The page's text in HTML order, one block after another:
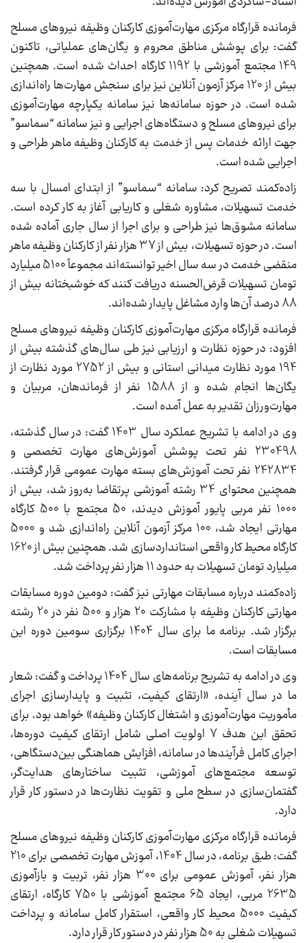
فرمانده قرارگاه مرکزی مهارت‌آموزی کارکنان وظیفه نیروهای مسلح
گفت: برای پوشش مناطق محروم و یگان‌های عملیاتی، تاکنون
149 مجتمع آموزشی با 1192 کارگاه احداث شده است. همچنین
بیش از 120 مرکز آزمون آنلاین نیز برای سنجش مهارت‌ها راه‌اندازی
شده است. در حوزه سامانه‌ها نیز سامانه یکپارچه مهارت‌آموزی
برای نیروهای مسلح و دستگاه‌های اجرایی و نیز سامانه “سماسو”
جهت ارائه خدمات پس از خدمت به کارکنان وظیفه ماهر طراحی و
اجرایی شده است.
زاده‌کمند تصریح کرد: سامانه “سماسو” از ابتدای امسال با سه
خدمت تسهیلات، مشاوره شغلی و کاریابی آغاز به کار کرده است.
سامانه مشوق‌ها نیز طراحی و برای اجرا از سال جاری آماده شده
است. در حوزه تسهیلات، بیش از 37 هزار نفر از کارکنان وظیفه ماهر
منقضی خدمت در سه سال اخیر توانسته‌اند مجموعاً 5100 میلیارد
تومان تسهیلات قرض‌الحسنه دریافت کنند که خوشبختانه بیش از
88 درصد آن‌ها وارد مشاغل پایدار شده‌اند.
فرمانده قرارگاه مرکزی مهارت‌آموزی کارکنان وظیفه نیروهای مسلح
افزود: در حوزه نظارت و ارزیابی نیز طی سال‌های گذشته بیش از
194 مورد نظارت میدانی استانی و بیش از 2752 مورد نظارت از
یگان‌ها انجام شده و از 1588 نفر از فرماندهان، مربیان و
مهارت‌ورزان تقدیر به عمل آمده است.
وی در ادامه با تشریح عملکرد سال 1403 گفت: در سال گذشته،
230498 نفر تحت پوشش آموزش‌های مهارت تخصصی و
242834 نفر تحت آموزش‌های بسته مهارت عمومی قرار گرفتند.
همچنین محتوای 34 رشته آموزشی پرتقاضا به‌روز شد، بیش از
1000 نفر مربی پایور آموزش دیدند، 50 مجتمع با 500 کارگاه
مهارتی ایجاد شد، 100 مرکز آزمون آنلاین راه‌اندازی شد و 5000
کارگاه محیط کار واقعی استانداردسازی شد. همچنین بیش از 1620
میلیارد تومان تسهیلات به حدود 11 هزار نفر پرداخت شد.
زاده‌کمند درباره مسابقات مهارتی نیز گفت: دومین دوره مسابقات
مهارتی کارکنان وظیفه با مشارکت 20 هزار و 500 نفر در 20 رشته
برگزار شد. برنامه ما برای سال 1404 برگزاری سومین دوره این
مسابقات است.
وی در ادامه به تشریح برنامه‌های سال 1404 پرداخت و گفت: شعار
ما در سال آینده، «ارتقای کیفیت، تثبیت و پایدارسازی اجرای
مأموریت مهارت‌آموزی و اشتغال کارکنان وظیفه» خواهد بود. برای
تحقق این هدف 7 اولویت اصلی شامل ارتقای کیفیت دوره‌ها،
اجرای کامل فرآیندها در سامانه، افزایش هماهنگی بین‌دستگاهی،
توسعه مجتمع‌های آموزشی، تثبیت ساختارهای هدایت‌گر،
گفتمان‌سازی در سطح ملی و تقویت نظارت‌ها در دستور کار قرار
دارد.
فرمانده قرارگاه مرکزی مهارت‌آموزی کارکنان وظیفه نیروهای مسلح
گفت: طبق برنامه، در سال 1404، آموزش مهارت تخصصی برای 210
هزار نفر، آموزش عمومی برای 300 هزار نفر، تربیت و بازآموزی
2635 مربی، ایجاد 65 مجتمع آموزشی با 750 کارگاه، ارتقای
کیفیت 5000 محیط کار واقعی، استقرار کامل سامانه و پرداخت
تسهیلات شغلی به 50 هزار نفر در دستور کار قرار دارد.